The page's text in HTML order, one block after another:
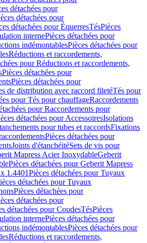
détachées pour
détachées pour
détachées pour ÉquerresTésPièces
internePièces détachées pour
indémontablesPièces détachées pour
Réductions et raccordements,
pour Réductions et raccordements,
Pièces détachées pour
Pièces détachées pour
de distribution avec raccord filetéTés pour
pour Tés pour chauffageRaccordements
pour Raccordements pour
détachées pour AccessoiresIsolations
pour tubes et raccordsFixations
Pièces détachées pour
Joints d'étanchéitéSets de vis pour
Mapress Acier InoxydableGeberit
Pièces détachées pour Geberit Mapress
1.4401Pièces détachées pour Tuyaux
détachées pour Tuyaux
Pièces détachées pour
détachées pour
détachées pour CoudesTésPièces
internePièces détachées pour
indémontablesPièces détachées pour
Réductions et raccordements,